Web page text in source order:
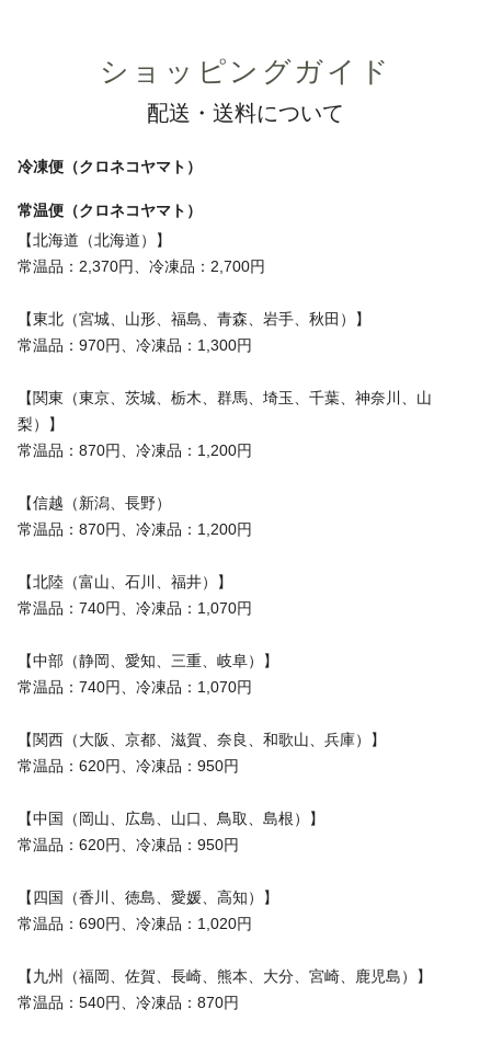
ショッピングガイド
配送・送料について
冷凍便（クロネコヤマト）
常温便（クロネコヤマト）
【北海道（北海道）】
常温品：2,370円、冷凍品：2,700円
【東北（宮城、山形、福島、青森、岩手、秋田）】
常温品：970円、冷凍品：1,300円
【関東（東京、茨城、栃木、群馬、埼玉、千葉、神奈川、山
梨）】
常温品：870円、冷凍品：1,200円
【信越（新潟、長野）
常温品：870円、冷凍品：1,200円
【北陸（富山、石川、福井）】
常温品：740円、冷凍品：1,070円
【中部（静岡、愛知、三重、岐阜）】
常温品：740円、冷凍品：1,070円
【関西（大阪、京都、滋賀、奈良、和歌山、兵庫）】
常温品：620円、冷凍品：950円
【中国（岡山、広島、山口、鳥取、島根）】
常温品：620円、冷凍品：950円
【四国（香川、徳島、愛媛、高知）】
常温品：690円、冷凍品：1,020円
【九州（福岡、佐賀、長崎、熊本、大分、宮崎、鹿児島）】
常温品：540円、冷凍品：870円